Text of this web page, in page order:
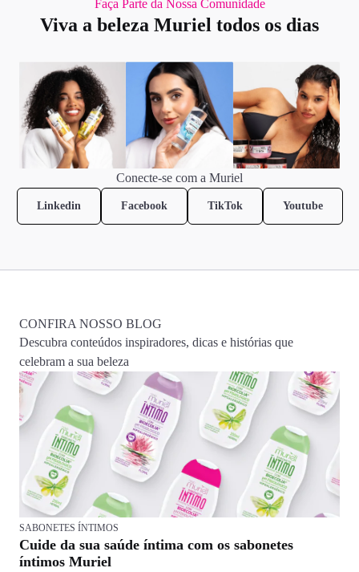
Faça Parte da Nossa Comunidade
Viva a beleza Muriel todos os dias
Conecte-se com a Muriel
Linkedin Facebook TikTok Youtube
CONFIRA NOSSO BLOG
Descubra conteúdos inspiradores, dicas e histórias que
celebram a sua beleza
SABONETES ÍNTIMOS
Cuide da sua saúde íntima com os sabonetes
íntimos Muriel